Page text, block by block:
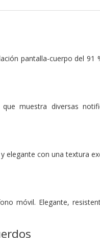
pantalla-cuerpo del 91
muestra diversas
con una textura
móvil. Elegante,